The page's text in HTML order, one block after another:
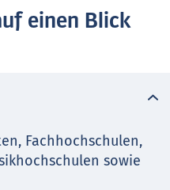
einen Blick
Fachhochschulen,
sowie